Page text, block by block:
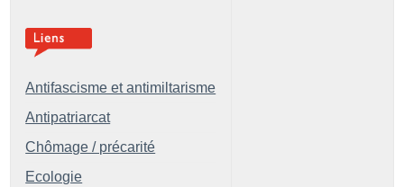
Antifascisme et antimiltarisme
Antipatriarcat
Chômage / précarité
Ecologie